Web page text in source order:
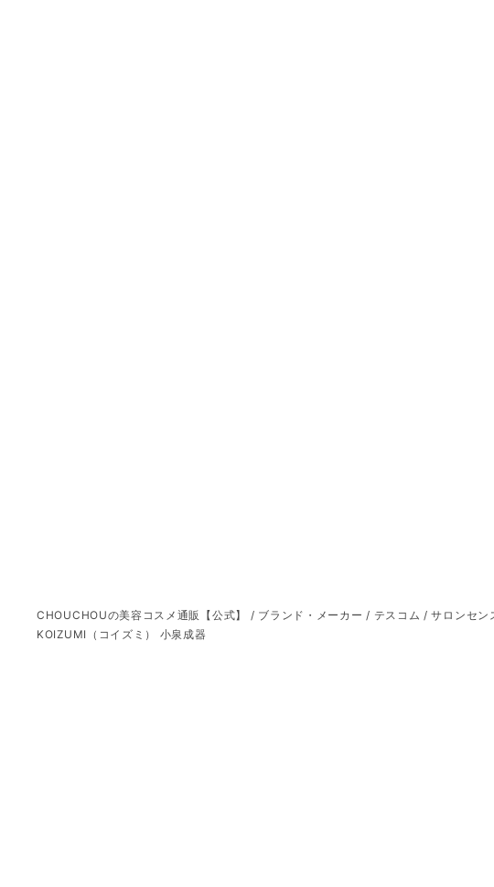
CHOUCHOUの美容コスメ通販【公式】 / ブランド・メーカー / テスコム / サロンセン
KOIZUMI（コイズミ） 小泉成器